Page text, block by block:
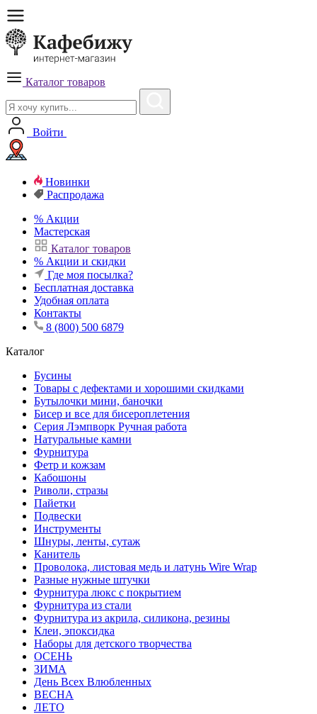
Каталог товаров
Войти
Новинки
Распродажа
% Акции
Мастерская
Каталог товаров
% Акции и скидки
Где моя посылка?
Бесплатная доставка
Удобная оплата
Контакты
8 (800) 500 6879
Каталог
Бусины
Товары с дефектами и хорошими скидками
Бутылочки мини, баночки
Бисер и все для бисероплетения
Серия Лэмпворк Ручная работа
Натуральные камни
Фурнитура
Фетр и кожзам
Кабошоны
Риволи, стразы
Пайетки
Подвески
Инструменты
Шнуры, ленты, сутаж
Канитель
Проволока, листовая медь и латунь Wire Wrap
Разные нужные штучки
Фурнитура люкс с покрытием
Фурнитура из стали
Фурнитура из акрила, силикона, резины
Клеи, эпоксидка
Наборы для детского творчества
ОСЕНЬ
ЗИМА
День Всех Влюбленных
ВЕСНА
ЛЕТО